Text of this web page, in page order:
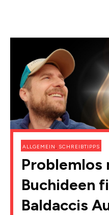
ALLGEMEIN SCHREIBTIPPS
Problemlos
Buchideen
Baldaccis